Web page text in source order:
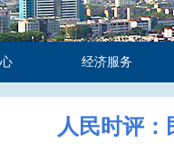
经济服务
人民时评：